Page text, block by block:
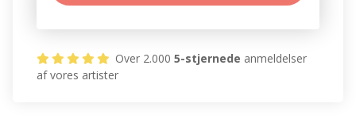
Over 2.0005-stjernede anmeldelser
af vores artister